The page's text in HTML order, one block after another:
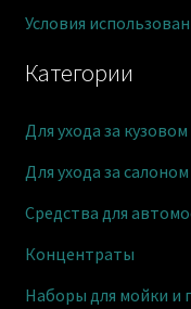
Категории
Для ухода за кузовом
Для ухода за салоном
Средства для
Концентраты
Наборы для мойки и
Условия